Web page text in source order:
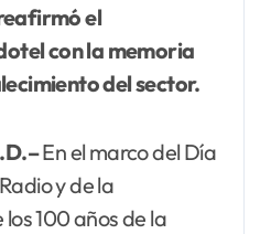
el
con la memoria
del sector.
En el marco del Día
y de la
100 años de la